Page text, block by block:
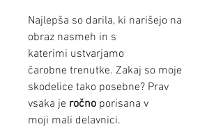
Najlepša so darila, ki narišejo na
obraz nasmeh in s
katerimi ustvarjamo
čarobne trenutke. Zakaj so moje
skodelice tako posebne? Prav
vsaka je ročno porisana v
moji mali delavnici.